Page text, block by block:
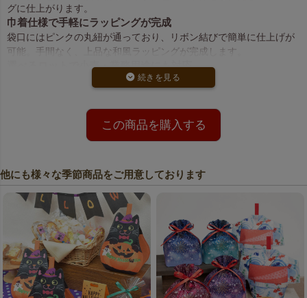
グに仕上がります。
巾着仕様で手軽にラッピングが完成
袋口にはピンクの丸紐が通っており、リボン結びで簡単に仕上げが
可能。手間なく、上品な和風ラッピングが完成します。
選べるロットで小売・業務用途にも対応
内容量：20枚入（小ロット）／400枚入（大ロット）
カラー：ピンク地に桜×矢がすり柄、丸紐はピンク
春のご挨拶、謝恩ギフト、和風スイーツの包装など、幅広い春シー
ンでご活用いただけます。
この商品を購入する
他にも様々な季節商品をご用意しております